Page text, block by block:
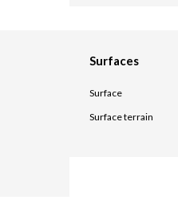
Surfaces
Surface
Surface terrain